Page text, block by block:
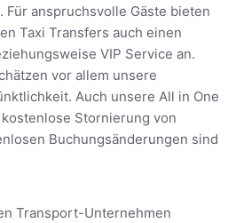
Für anspruchsvolle Gäste bieten
Taxi Transfers auch einen
VIP Service an.
vor allem unsere
Auch unsere All in One
Stornierung von
Buchungsänderungen sind
Transport-Unternehmen